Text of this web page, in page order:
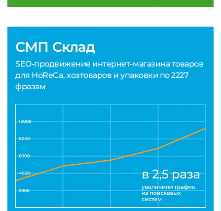
СМП Склад
SEO-продвижение интернет-магазина товаров
для HoReCa, хозтоваров и упаковки по 2227
фразам